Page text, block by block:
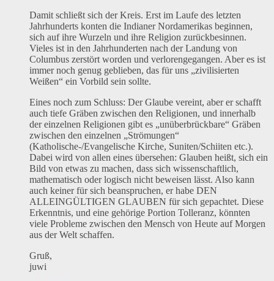
Damit schließt sich der Kreis. Erst im Laufe des letzten
Jahrhunderts konten die Indianer Nordamerikas beginnen,
sich auf ihre Wurzeln und ihre Religion zurückbesinnen.
Vieles ist in den Jahrhunderten nach der Landung von
Columbus zerstört worden und verlorengegangen. Aber es ist
immer noch genug geblieben, das für uns „zivilisierten
Weißen“ ein Vorbild sein sollte.
Eines noch zum Schluss: Der Glaube vereint, aber er schafft
auch tiefe Gräben zwischen den Religionen, und innerhalb
der einzelnen Religionen gibt es „unüberbrückbare“ Gräben
zwischen den einzelnen „Strömungen“
(Katholische-/Evangelische Kirche, Suniten/Schiiten etc.).
Dabei wird von allen eines übersehen: Glauben heißt, sich ein
Bild von etwas zu machen, dass sich wissenschaftlich,
mathematisch oder logisch nicht beweisen lässt. Also kann
auch keiner für sich beanspruchen, er habe DEN
ALLEINGÜLTIGEN GLAUBEN für sich gepachtet. Diese
Erkenntnis, und eine gehörige Portion Tolleranz, könnten
viele Probleme zwischen den Mensch von Heute auf Morgen
aus der Welt schaffen.
Gruß,
juwi